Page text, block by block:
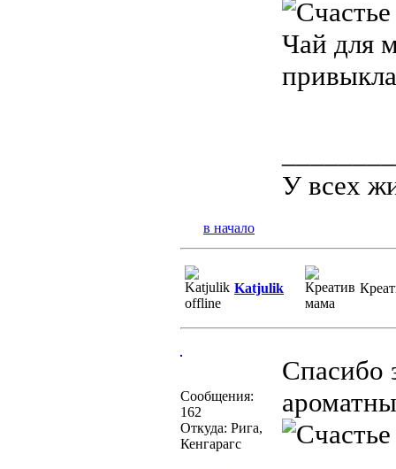
Чай для
У всех
в начало
Katjulik
Сообщения:
162
Откуда: Рига,
Кенгарагс
Спасибо